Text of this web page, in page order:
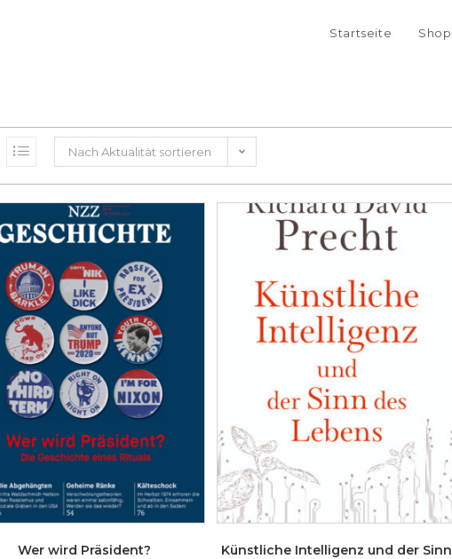
Startseite Shop
Nach Aktualität sortieren
Wer wird Präsident?
Künstliche Intelligenz und der Sinn